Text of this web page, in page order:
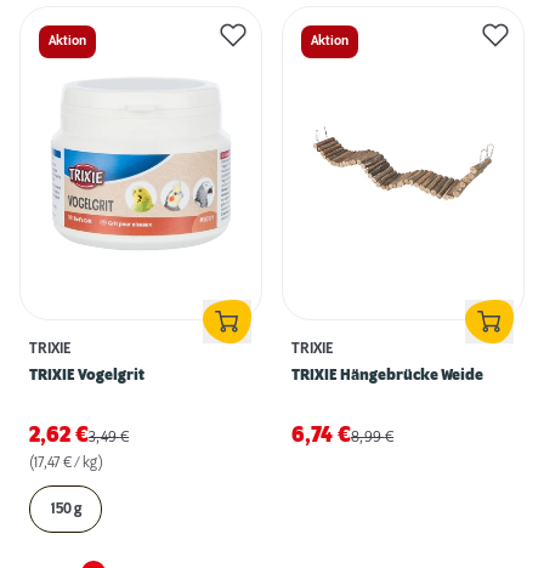
Aktion
TRIXIE
TRIXIE Vogelgrit
2,62 €3,49€
(17,47 € / kg)
150 g
Aktion
TRIXIE
TRIXIE Hängebrücke Weide
6,74 €8,99€